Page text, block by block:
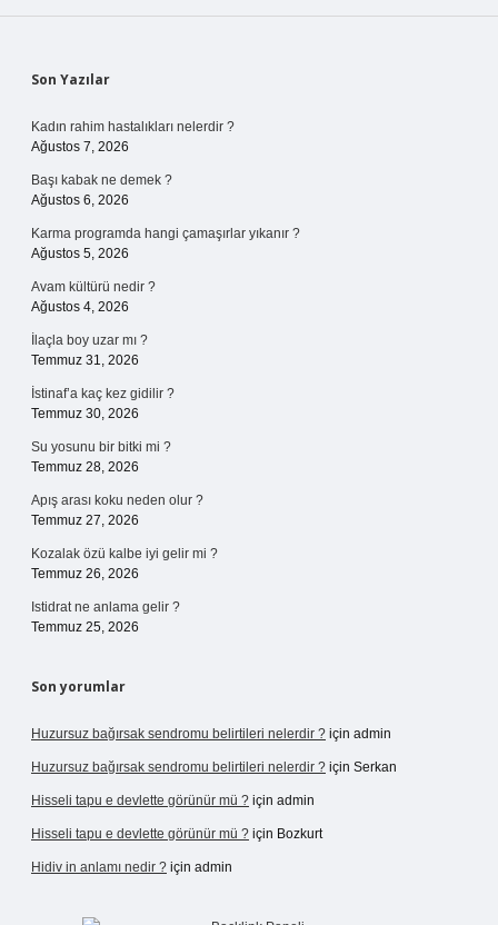
Sidebar
Son Yazılar
Kadın rahim hastalıkları nelerdir ?
Ağustos 7, 2026
Başı kabak ne demek ?
Ağustos 6, 2026
Karma programda hangi çamaşırlar yıkanır ?
Ağustos 5, 2026
Avam kültürü nedir ?
Ağustos 4, 2026
İlaçla boy uzar mı ?
Temmuz 31, 2026
İstinaf’a kaç kez gidilir ?
Temmuz 30, 2026
Su yosunu bir bitki mi ?
Temmuz 28, 2026
Apış arası koku neden olur ?
Temmuz 27, 2026
Kozalak özü kalbe iyi gelir mi ?
Temmuz 26, 2026
Istidrat ne anlama gelir ?
Temmuz 25, 2026
Son yorumlar
Huzursuz bağırsak sendromu belirtileri nelerdir ? için admin
Huzursuz bağırsak sendromu belirtileri nelerdir ? için Serkan
Hisseli tapu e devlette görünür mü ? için admin
Hisseli tapu e devlette görünür mü ? için Bozkurt
Hidiv in anlamı nedir ? için admin